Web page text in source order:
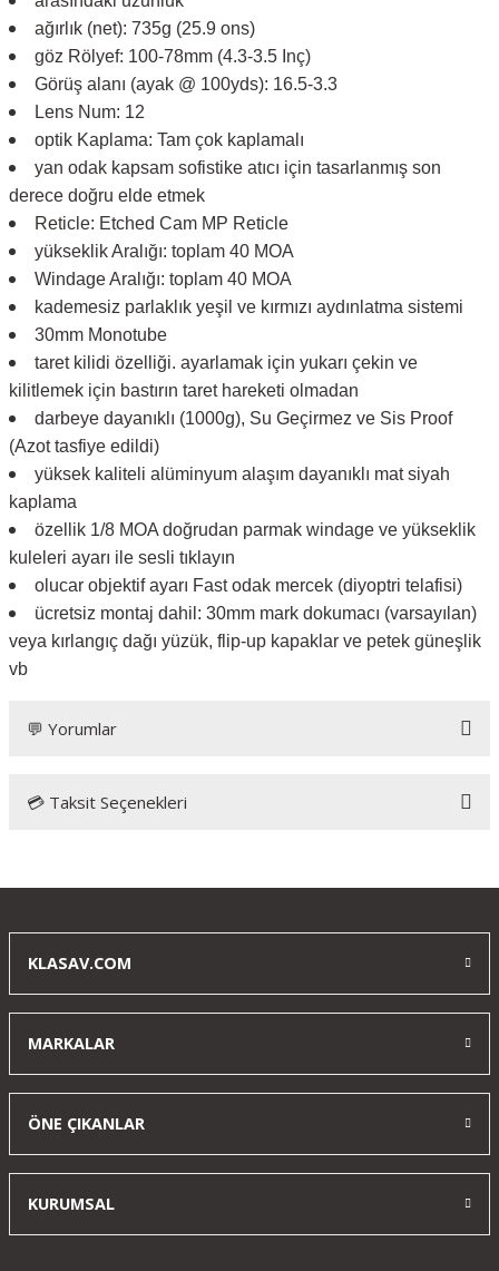
ağırlık (net): 735g (25.9 ons)
göz Rölyef: 100-78mm (4.3-3.5 Inç)
Görüş alanı (ayak @ 100yds): 16.5-3.3
Lens Num: 12
optik Kaplama: Tam çok kaplamalı
yan odak kapsam sofistike atıcı için tasarlanmış son
derece doğru elde etmek
Reticle: Etched Cam MP Reticle
yükseklik Aralığı: toplam 40 MOA
Windage Aralığı: toplam 40 MOA
kademesiz parlaklık yeşil ve kırmızı aydınlatma sistemi
30mm Monotube
taret kilidi özelliği. ayarlamak için yukarı çekin ve
kilitlemek için bastırın taret hareketi olmadan
darbeye dayanıklı (1000g), Su Geçirmez ve Sis Proof
(Azot tasfiye edildi)
yüksek kaliteli alüminyum alaşım dayanıklı mat siyah
kaplama
özellik 1/8 MOA doğrudan parmak windage ve yükseklik
kuleleri ayarı ile sesli tıklayın
olucar objektif ayarı Fast odak mercek (diyoptri telafisi)
ücretsiz montaj dahil: 30mm mark dokumacı (varsayılan)
veya kırlangıç dağı yüzük, flip-up kapaklar ve petek güneşlik
vb
💬 Yorumlar
Bu ürüne ilk yorumu siz yapın!
💳 Taksit Seçenekleri
KLASAV.COM
MARKALAR
ÖNE ÇIKANLAR
KURUMSAL